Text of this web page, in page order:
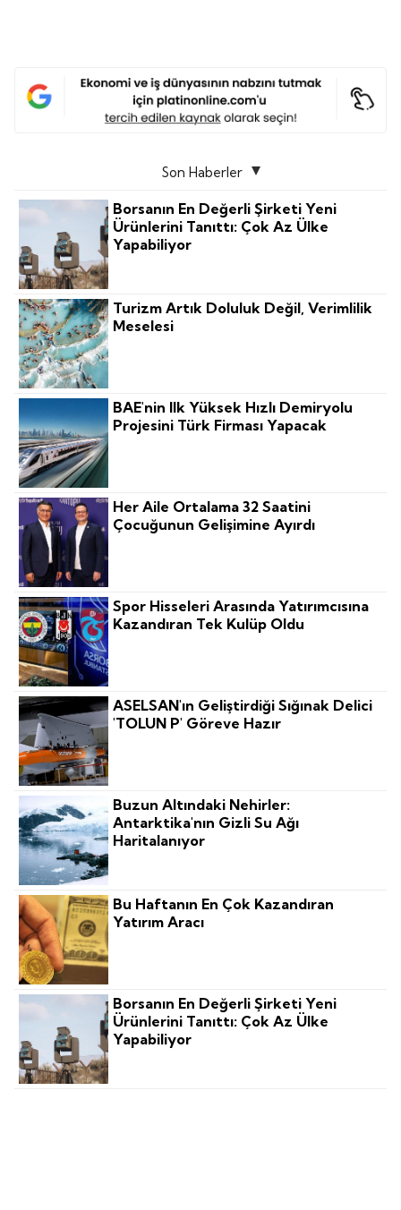
Son Haberler
Borsanın En Değerli Şirketi Yeni
Ürünlerini Tanıttı: Çok Az Ülke
Yapabiliyor
Turizm Artık Doluluk Değil, Verimlilik
Meselesi
BAE'nin Ilk Yüksek Hızlı Demiryolu
Projesini Türk Firması Yapacak
Her Aile Ortalama 32 Saatini
Çocuğunun Gelişimine Ayırdı
Spor Hisseleri Arasında Yatırımcısına
Kazandıran Tek Kulüp Oldu
ASELSAN'ın Geliştirdiği Sığınak Delici
'TOLUN P' Göreve Hazır
Buzun Altındaki Nehirler:
Antarktika'nın Gizli Su Ağı
Haritalanıyor
Bu Haftanın En Çok Kazandıran
Yatırım Aracı
Borsanın En Değerli Şirketi Yeni
Ürünlerini Tanıttı: Çok Az Ülke
Yapabiliyor